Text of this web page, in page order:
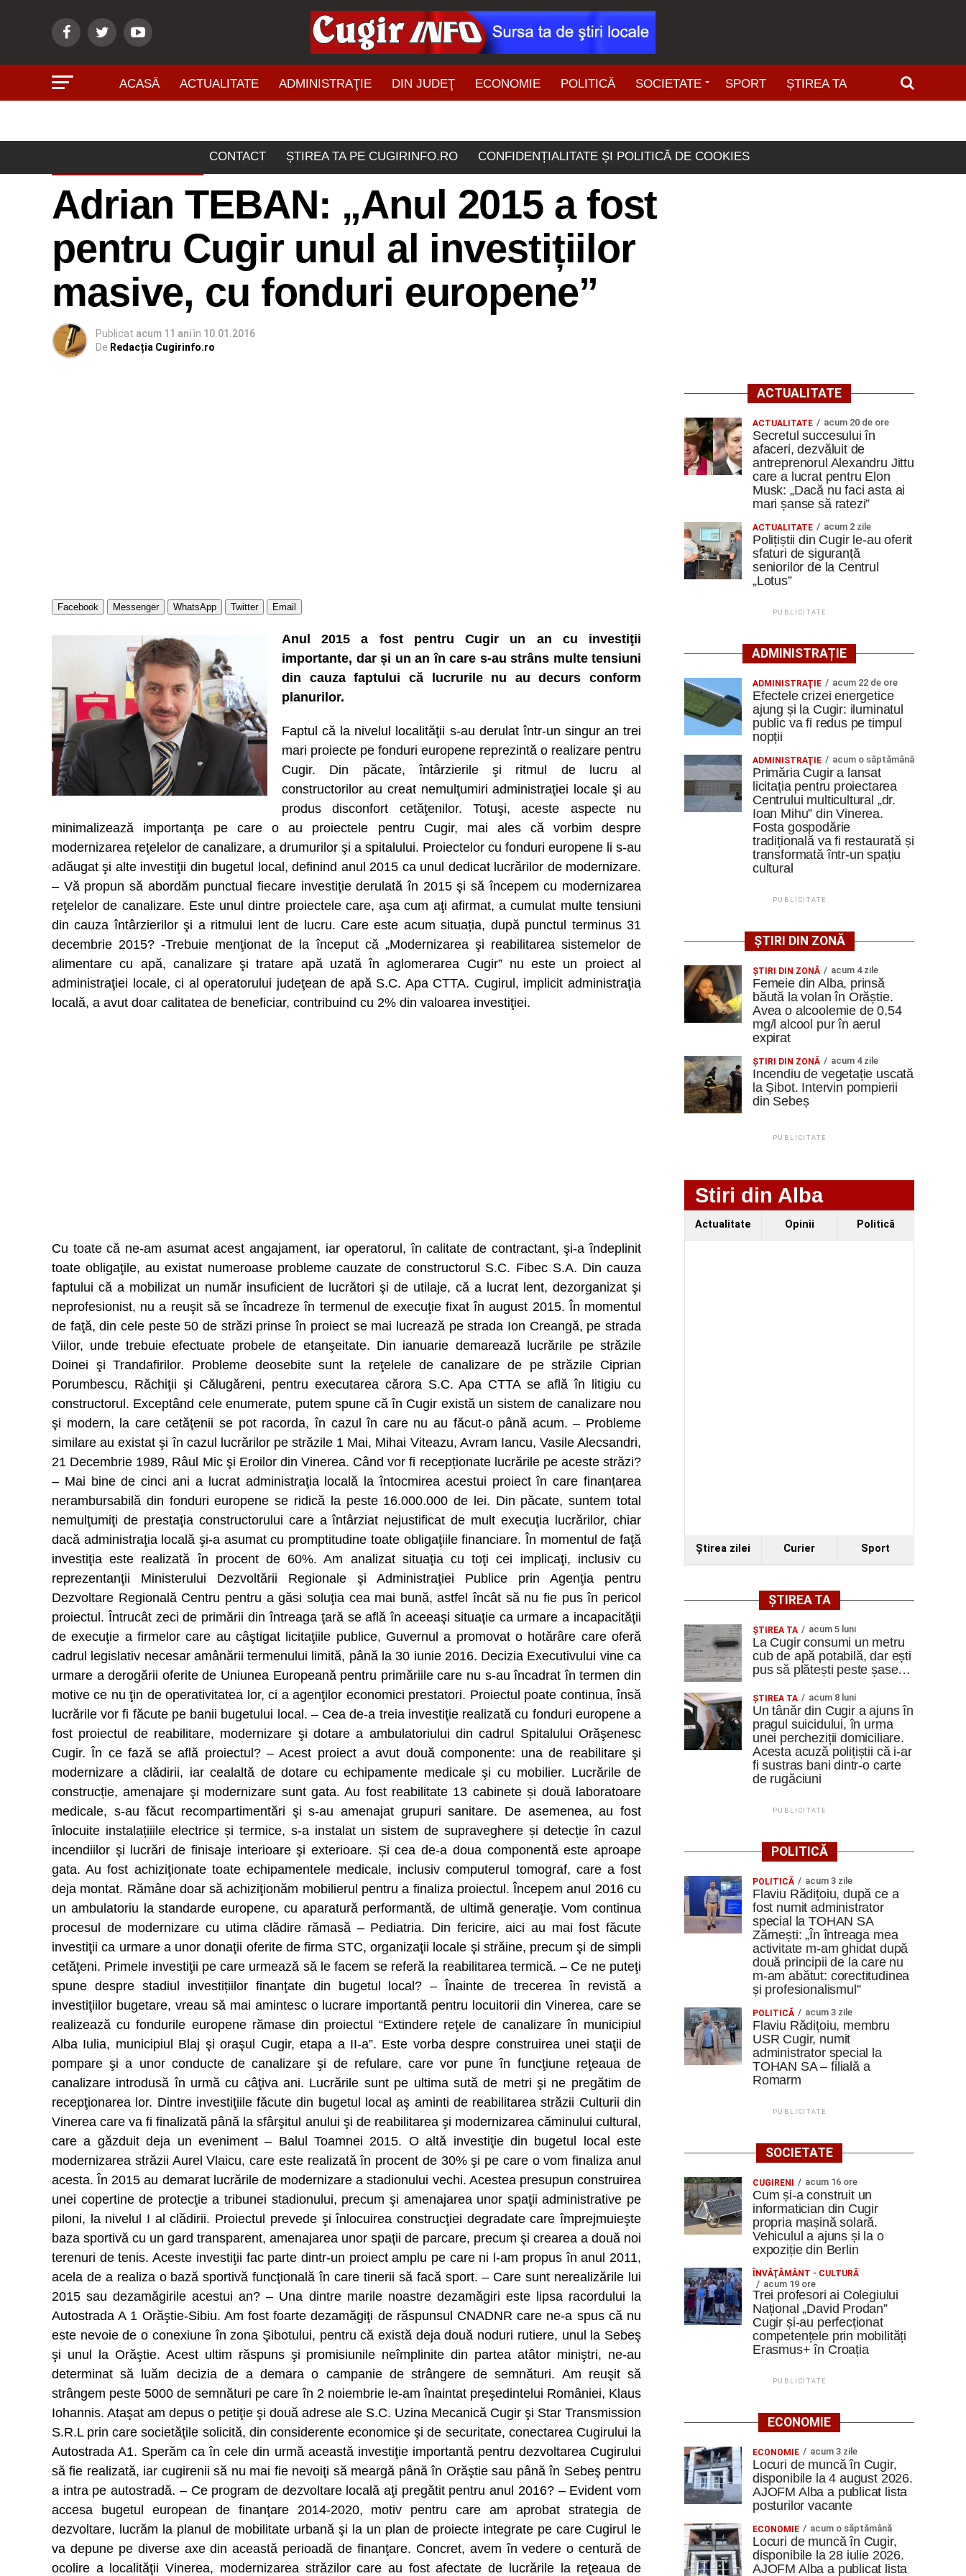
ACASĂ ACTUALITATE ADMINISTRAŢIE DIN JUDEŢ ECONOMIE POLITICĂ SOCIETATE SPORT ȘTIREA TA
CONTACT ȘTIREA TA PE CUGIRINFO.RO CONFIDENȚIALITATE ȘI POLITICĂ DE COOKIES
Adrian TEBAN: „Anul 2015 a fost
pentru Cugir unul al investițiilor
masive, cu fonduri europene”
Publicat acum 11 aniîn 10.01.2016
De Redacția Cugirinfo.ro
Facebook Messenger WhatsApp Twitter Email
Anul 2015 a fost pentru Cugir un an cu investiţii
importante, dar și un an în care s-au strâns multe tensiuni
din cauza faptului că lucrurile nu au decurs conform
planurilor.
Faptul că la nivelul localităţii s-au derulat într-un singur an trei
mari proiecte pe fonduri europene reprezintă o realizare pentru
Cugir. Din păcate, întârzierile şi ritmul de lucru al
constructorilor au creat nemulţumiri administraţiei locale şi au
produs disconfort cetăţenilor. Totuşi, aceste aspecte nu
minimalizează importanţa pe care o au proiectele pentru Cugir, mai ales că vorbim despre
modernizarea reţelelor de canalizare, a drumurilor şi a spitalului. Proiectelor cu fonduri europene li s-au
adăugat şi alte investiţii din bugetul local, definind anul 2015 ca unul dedicat lucrărilor de modernizare.
– Vă propun să abordăm punctual fiecare investiţie derulată în 2015 şi să începem cu modernizarea
reţelelor de canalizare. Este unul dintre proiectele care, aşa cum aţi afirmat, a cumulat multe tensiuni
din cauza întârzierilor şi a ritmului lent de lucru. Care este acum situația, după punctul terminus 31
decembrie 2015? -Trebuie menţionat de la început că „Modernizarea şi reabilitarea sistemelor de
alimentare cu apă, canalizare şi tratare apă uzată în aglomerarea Cugir” nu este un proiect al
administraţiei locale, ci al operatorului judeţean de apă S.C. Apa CTTA. Cugirul, implicit administraţia
locală, a avut doar calitatea de beneficiar, contribuind cu 2% din valoarea investiţiei.
Cu toate că ne-am asumat acest angajament, iar operatorul, în calitate de contractant, şi-a îndeplinit
toate obligaţile, au existat numeroase probleme cauzate de constructorul S.C. Fibec S.A. Din cauza
faptului că a mobilizat un număr insuficient de lucrători şi de utilaje, că a lucrat lent, dezorganizat şi
neprofesionist, nu a reuşit să se încadreze în termenul de execuţie fixat în august 2015. În momentul
de faţă, din cele peste 50 de străzi prinse în proiect se mai lucrează pe strada Ion Creangă, pe strada
Viilor, unde trebuie efectuate probele de etanşeitate. Din ianuarie demarează lucrările pe străzile
Doinei şi Trandafirilor. Probleme deosebite sunt la reţelele de canalizare de pe străzile Ciprian
Porumbescu, Răchiţii şi Călugăreni, pentru executarea cărora S.C. Apa CTTA se află în litigiu cu
constructorul. Exceptând cele enumerate, putem spune că în Cugir există un sistem de canalizare nou
şi modern, la care cetăţenii se pot racorda, în cazul în care nu au făcut-o până acum. – Probleme
similare au existat şi în cazul lucrărilor pe străzile 1 Mai, Mihai Viteazu, Avram Iancu, Vasile Alecsandri,
21 Decembrie 1989, Râul Mic şi Eroilor din Vinerea. Când vor fi recepționate lucrările pe aceste străzi?
– Mai bine de cinci ani a lucrat administraţia locală la întocmirea acestui proiect în care finanțarea
nerambursabilă din fonduri europene se ridică la peste 16.000.000 de lei. Din păcate, suntem total
nemulţumiţi de prestaţia constructorului care a întârziat nejustificat de mult execuţia lucrărilor, chiar
dacă administraţia locală şi-a asumat cu promptitudine toate obligaţiile financiare. În momentul de faţă
investiţia este realizată în procent de 60%. Am analizat situaţia cu toţi cei implicaţi, inclusiv cu
reprezentanţii Ministerului Dezvoltării Regionale şi Administraţiei Publice prin Agenţia pentru
Dezvoltare Regională Centru pentru a găsi soluţia cea mai bună, astfel încât să nu fie pus în pericol
proiectul. Întrucât zeci de primării din întreaga ţară se află în aceeaşi situaţie ca urmare a incapacităţii
de execuţie a firmelor care au câştigat licitaţiile publice, Guvernul a promovat o hotărâre care oferă
cadrul legislativ necesar amânării termenului limită, până la 30 iunie 2016. Decizia Executivului vine ca
urmare a derogării oferite de Uniunea Europeană pentru primăriile care nu s-au încadrat în termen din
motive ce nu ţin de operativitatea lor, ci a agenţilor economici prestatori. Proiectul poate continua, însă
lucrările vor fi făcute pe banii bugetului local. – Cea de-a treia investiţie realizată cu fonduri europene a
fost proiectul de reabilitare, modernizare şi dotare a ambulatoriului din cadrul Spitalului Orăşenesc
Cugir. În ce fază se află proiectul? – Acest proiect a avut două componente: una de reabilitare şi
modernizare a clădirii, iar cealaltă de dotare cu echipamente medicale şi cu mobilier. Lucrările de
construcție, amenajare şi modernizare sunt gata. Au fost reabilitate 13 cabinete și două laboratoare
medicale, s-au făcut recompartimentări şi s-au amenajat grupuri sanitare. De asemenea, au fost
înlocuite instalațiiile electrice și termice, s-a instalat un sistem de supraveghere și detecție în cazul
incendiilor şi lucrări de finisaje interioare şi exterioare. Și cea de-a doua componentă este aproape
gata. Au fost achiziţionate toate echipamentele medicale, inclusiv computerul tomograf, care a fost
deja montat. Rămâne doar să achiziţionăm mobilierul pentru a finaliza proiectul. Începem anul 2016 cu
un ambulatoriu la standarde europene, cu aparatură performantă, de ultimă generaţie. Vom continua
procesul de modernizare cu utima clădire rămasă – Pediatria. Din fericire, aici au mai fost făcute
investiţii ca urmare a unor donaţii oferite de firma STC, organizaţii locale şi străine, precum şi de simpli
cetăţeni. Primele investiţii pe care urmează să le facem se referă la reabilitarea termică. – Ce ne puteţi
spune despre stadiul investițiilor finanţate din bugetul local? – Înainte de trecerea în revistă a
investiţiilor bugetare, vreau să mai amintesc o lucrare importantă pentru locuitorii din Vinerea, care se
realizează cu fondurile europene rămase din proiectul “Extindere reţele de canalizare în municipiul
Alba Iulia, municipiul Blaj şi oraşul Cugir, etapa a II-a”. Este vorba despre construirea unei staţii de
pompare şi a unor conducte de canalizare şi de refulare, care vor pune în funcţiune reţeaua de
canalizare introdusă în urmă cu câţiva ani. Lucrările sunt pe ultima sută de metri şi ne pregătim de
recepţionarea lor. Dintre investiţiile făcute din bugetul local aş aminti de reabilitarea străzii Culturii din
Vinerea care va fi finalizată până la sfârşitul anului şi de reabilitarea şi modernizarea căminului cultural,
care a găzduit deja un eveniment – Balul Toamnei 2015. O altă investiţie din bugetul local este
modernizarea străzii Aurel Vlaicu, care este realizată în procent de 30% şi pe care o vom finaliza anul
acesta. În 2015 au demarat lucrările de modernizare a stadionului vechi. Acestea presupun construirea
unei copertine de protecţie a tribunei stadionului, precum şi amenajarea unor spaţii administrative pe
piloni, la nivelul I al clădirii. Proiectul prevede şi înlocuirea construcţiei degradate care împrejmuieşte
baza sportivă cu un gard transparent, amenajarea unor spaţii de parcare, precum şi crearea a două noi
terenuri de tenis. Aceste investiţii fac parte dintr-un proiect amplu pe care ni l-am propus în anul 2011,
acela de a realiza o bază sportivă funcţională în care tinerii să facă sport. – Care sunt nerealizările lui
2015 sau dezamăgirile acestui an? – Una dintre marile noastre dezamăgiri este lipsa racordului la
Autostrada A 1 Orăştie-Sibiu. Am fost foarte dezamăgiţi de răspunsul CNADNR care ne-a spus că nu
este nevoie de o conexiune în zona Şibotului, pentru că există deja două noduri rutiere, unul la Sebeş
şi unul la Orăştie. Acest ultim răspuns şi promisiunile neîmplinite din partea atâtor miniştri, ne-au
determinat să luăm decizia de a demara o campanie de strângere de semnături. Am reuşit să
strângem peste 5000 de semnături pe care în 2 noiembrie le-am înaintat preşedintelui României, Klaus
Iohannis. Ataşat am depus o petiţie şi două adrese ale S.C. Uzina Mecanică Cugir şi Star Transmission
S.R.L prin care societăţile solicită, din considerente economice şi de securitate, conectarea Cugirului la
Autostrada A1. Sperăm ca în cele din urmă această investiţie importantă pentru dezvoltarea Cugirului
să fie realizată, iar cugirenii să nu mai fie nevoiţi să meargă până în Orăştie sau până în Sebeş pentru
a intra pe autostradă. – Ce program de dezvoltare locală aţi pregătit pentru anul 2016? – Evident vom
accesa bugetul european de finanţare 2014-2020, motiv pentru care am aprobat strategia de
dezvoltare, lucrăm la planul de mobilitate urbană şi la un plan de proiecte integrate pe care Cugirul le
va depune pe diverse axe din această perioadă de finanţare. Concret, avem în vedere o centură de
ocolire a localităţii Vinerea, modernizarea străzilor care au fost afectate de lucrările la reţeaua de
ACTUALITATE
ACTUALITATE acum 20 de ore
Secretul succesului în
afaceri, dezvăluit de
antreprenorul Alexandru Jittu
care a lucrat pentru Elon
Musk: „Dacă nu faci asta ai
mari șanse să ratezi”
ACTUALITATE acum 2 zile
Polițiștii din Cugir le-au oferit
sfaturi de siguranță
seniorilor de la Centrul
„Lotus”
PUBLICITATE
ADMINISTRAȚIE
ADMINISTRAŢIE acum 22 de ore
Efectele crizei energetice
ajung și la Cugir: iluminatul
public va fi redus pe timpul
nopții
ADMINISTRAŢIE acum o săptămână
Primăria Cugir a lansat
licitația pentru proiectarea
Centrului multicultural „dr.
Ioan Mihu” din Vinerea.
Fosta gospodărie
tradițională va fi restaurată și
transformată într-un spațiu
cultural
PUBLICITATE
ȘTIRI DIN ZONĂ
ŞTIRI DIN ZONĂ acum 4 zile
Femeie din Alba, prinsă
băută la volan în Orăștie.
Avea o alcoolemie de 0,54
mg/l alcool pur în aerul
expirat
ŞTIRI DIN ZONĂ acum 4 zile
Incendiu de vegetație uscată
la Șibot. Intervin pompierii
din Sebeș
PUBLICITATE
Stiri din Alba
Actualitate Opinii Politică
Ştirea zilei Curier Sport
ȘTIREA TA
ȘTIREA TA acum 5 luni
La Cugir consumi un metru
cub de apă potabilă, dar ești
pus să plătești peste șase…
ȘTIREA TA acum 8 luni
Un tânăr din Cugir a ajuns în
pragul suicidului, în urma
unei percheziții domiciliare.
Acesta acuză polițiștii că i-ar
fi sustras bani dintr-o carte
de rugăciuni
PUBLICITATE
POLITICĂ
POLITICĂ acum 3 zile
Flaviu Rădițoiu, după ce a
fost numit administrator
special la TOHAN SA
Zărnești: „În întreaga mea
activitate m-am ghidat după
două principii de la care nu
m-am abătut: corectitudinea
și profesionalismul”
POLITICĂ acum 3 zile
Flaviu Rădițoiu, membru
USR Cugir, numit
administrator special la
TOHAN SA – filială a
Romarm
PUBLICITATE
SOCIETATE
CUGIRENI acum 16 ore
Cum și-a construit un
informatician din Cugir
propria mașină solară.
Vehiculul a ajuns și la o
expoziție din Berlin
ÎNVĂŢĂMÂNT - CULTURĂ
acum 19 ore
Trei profesori ai Colegiului
Național „David Prodan”
Cugir și-au perfecționat
competențele prin mobilități
Erasmus+ în Croația
PUBLICITATE
ECONOMIE
ECONOMIE acum 3 zile
Locuri de muncă în Cugir,
disponibile la 4 august 2026.
AJOFM Alba a publicat lista
posturilor vacante
ECONOMIE acum o săptămână
Locuri de muncă în Cugir,
disponibile la 28 iulie 2026.
AJOFM Alba a publicat lista